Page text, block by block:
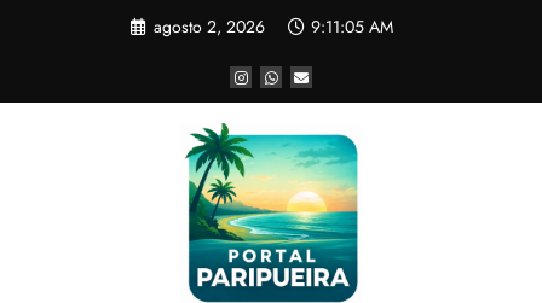
agosto 2, 2026 9:11:06 AM